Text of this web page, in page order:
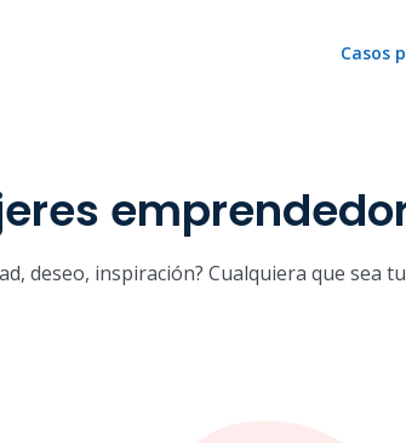
Casos
deseo, inspiración? Cualquiera que sea